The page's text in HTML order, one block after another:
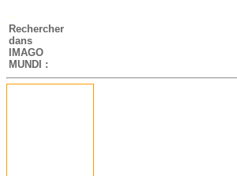
-
Rechercher
dans
IMAGO
MUNDI :